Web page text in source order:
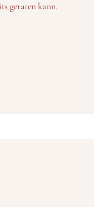
geraten kann.